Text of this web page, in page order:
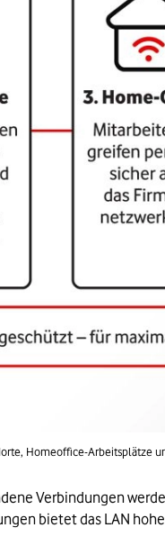
Homeoffice-Arbeitsplätze
Verbindungen
bietet das LAN